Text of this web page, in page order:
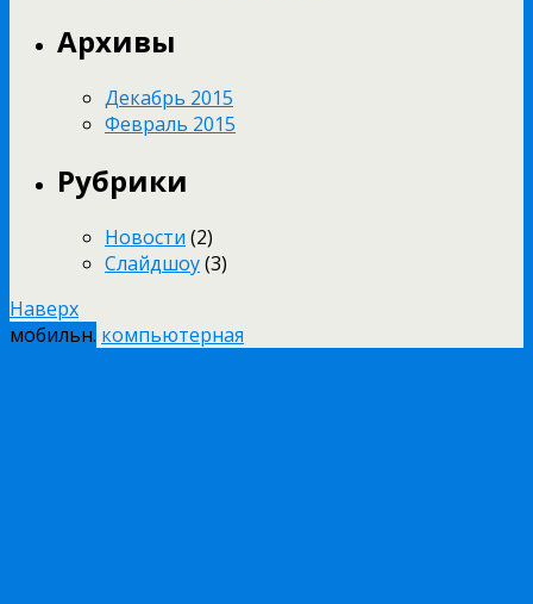
Архивы
Декабрь 2015
Февраль 2015
Рубрики
Новости (2)
Слайдшоу(3)
Наверх
мобильн. компьютерная